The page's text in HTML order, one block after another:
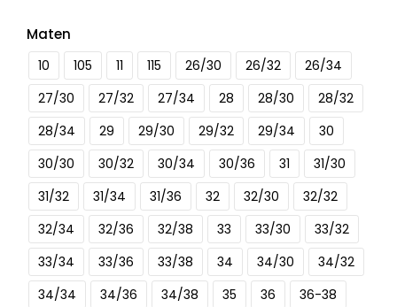
Maten
10 105 11 115 26/30 26/32
26/34
27/30
27/32 27/34 28 28/30
28/32
28/34
29 29/30 29/32 29/34
30
30/30
30/32 30/34 30/36 31
31/30
31/32
31/34 31/36 32 32/30
32/32
32/34
32/36 32/38 33 33/30
33/32
33/34
33/36 33/38 34 34/30
34/32
34/34
34/36 34/38 35 36
36-38